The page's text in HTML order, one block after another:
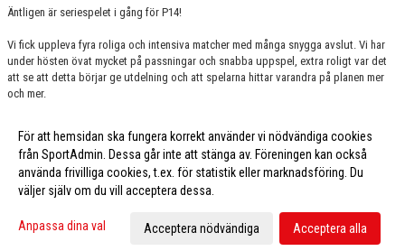
Äntligen är seriespelet i gång för P14!
Vi fick uppleva fyra roliga och intensiva matcher med många snygga avslut. Vi har
under hösten övat mycket på passningar och snabba uppspel, extra roligt var det
att se att detta börjar ge utdelning och att spelarna hittar varandra på planen mer
och mer.
Fler nyheter >>
För att hemsidan ska fungera korrekt använder vi nödvändiga cookies
från SportAdmin. Dessa går inte att stänga av. Föreningen kan också
använda frivilliga cookies, t.ex. för statistik eller marknadsföring. Du
väljer själv om du vill acceptera dessa.
Anpassa dina val Acceptera nödvändiga Acceptera alla